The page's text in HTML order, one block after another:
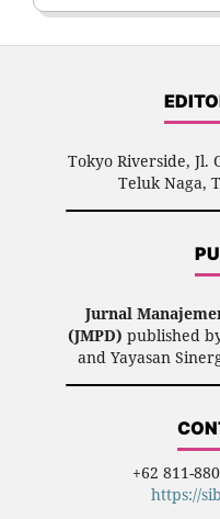
Tokyo Riverside, Jl.
Teluk Naga,
Jurnal
(JMPD) published
and Yayasan
+62 811-
https://